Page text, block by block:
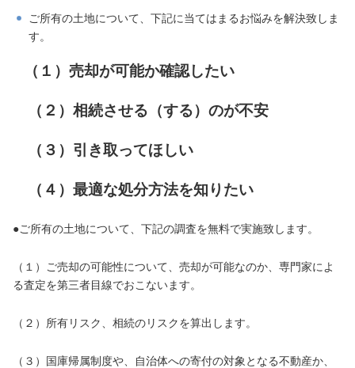
ご所有の土地について、下記に当てはまるお悩みを解決致しま
す。
（１）売却が可能か確認したい
（２）相続させる（する）のが不安
（３）引き取ってほしい
​ （４）最適な処分方法を知りたい
​●ご所有の土地について、下記の調査を無料で実施致します。
（１）ご売却の可能性について、売却が可能なのか、専門家によ
る査定を第三者目線でおこないます。
（２）所有リスク、相続のリスクを算出します。
（３）国庫帰属制度や、自治体への寄付の対象となる不動産か、